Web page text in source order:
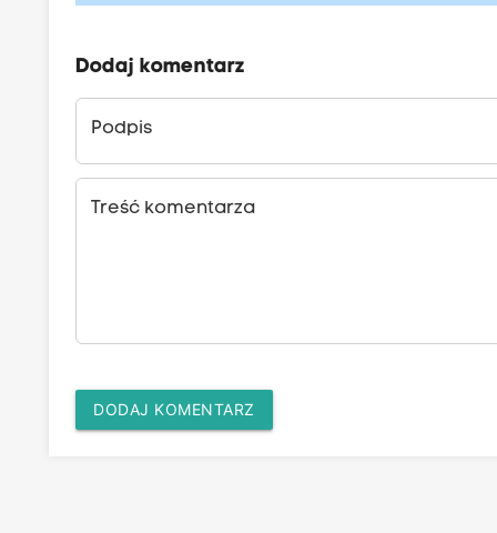
Dodaj komentarz
Podpis
Treść komentarza
DODAJ KOMENTARZ